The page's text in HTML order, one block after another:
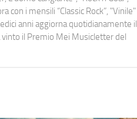
con i mensili “Classic Rock”, "Vinile"
anni aggiorna quotidianamente il
il Premio Mei Musicletter del